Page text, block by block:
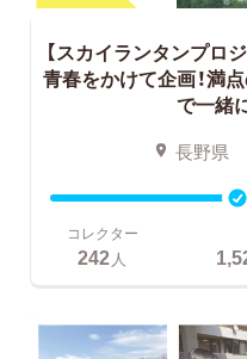
【スカイランタンプロ
青春をかけて企画！満
で一緒
長野県
コレクター
242人